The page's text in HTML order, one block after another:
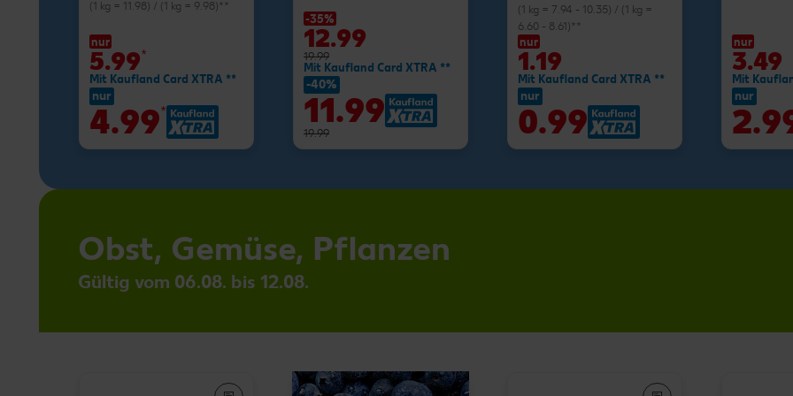
(1 kg = 11.98) / (1 kg = 9.98)**
nur
5.99*
Mit Kaufland Card XTRA **
nur
4.99*
-35%
12.99
19.99
Mit Kaufland Card XTRA **
-40%
11.99
19.99
(1 kg = 7.94 - 10.35) / (1 kg =
6.60 - 8.61)**
nur
1.19
Mit Kaufland Card XTRA **
nur
0.99
nur
3.49
Mit
nur
Obst, Gemüse, Pflanzen
Gültig vom 06.08. bis 12.08.